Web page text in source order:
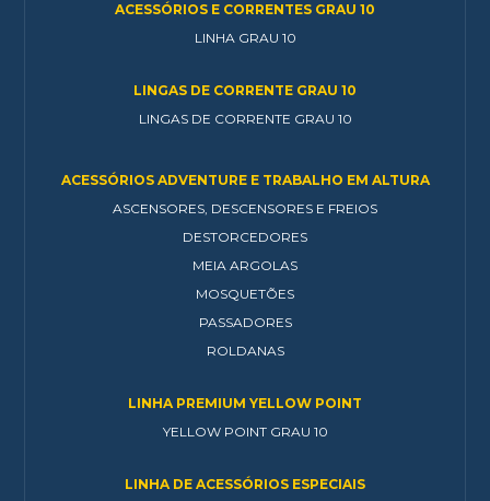
ACESSÓRIOS E CORRENTES GRAU 10
LINHA GRAU 10
LINGAS DE CORRENTE GRAU 10
LINGAS DE CORRENTE GRAU 10
ACESSÓRIOS ADVENTURE E TRABALHO EM ALTURA
ASCENSORES, DESCENSORES E FREIOS
DESTORCEDORES
MEIA ARGOLAS
MOSQUETÕES
PASSADORES
ROLDANAS
LINHA PREMIUM YELLOW POINT
YELLOW POINT GRAU 10
LINHA DE ACESSÓRIOS ESPECIAIS